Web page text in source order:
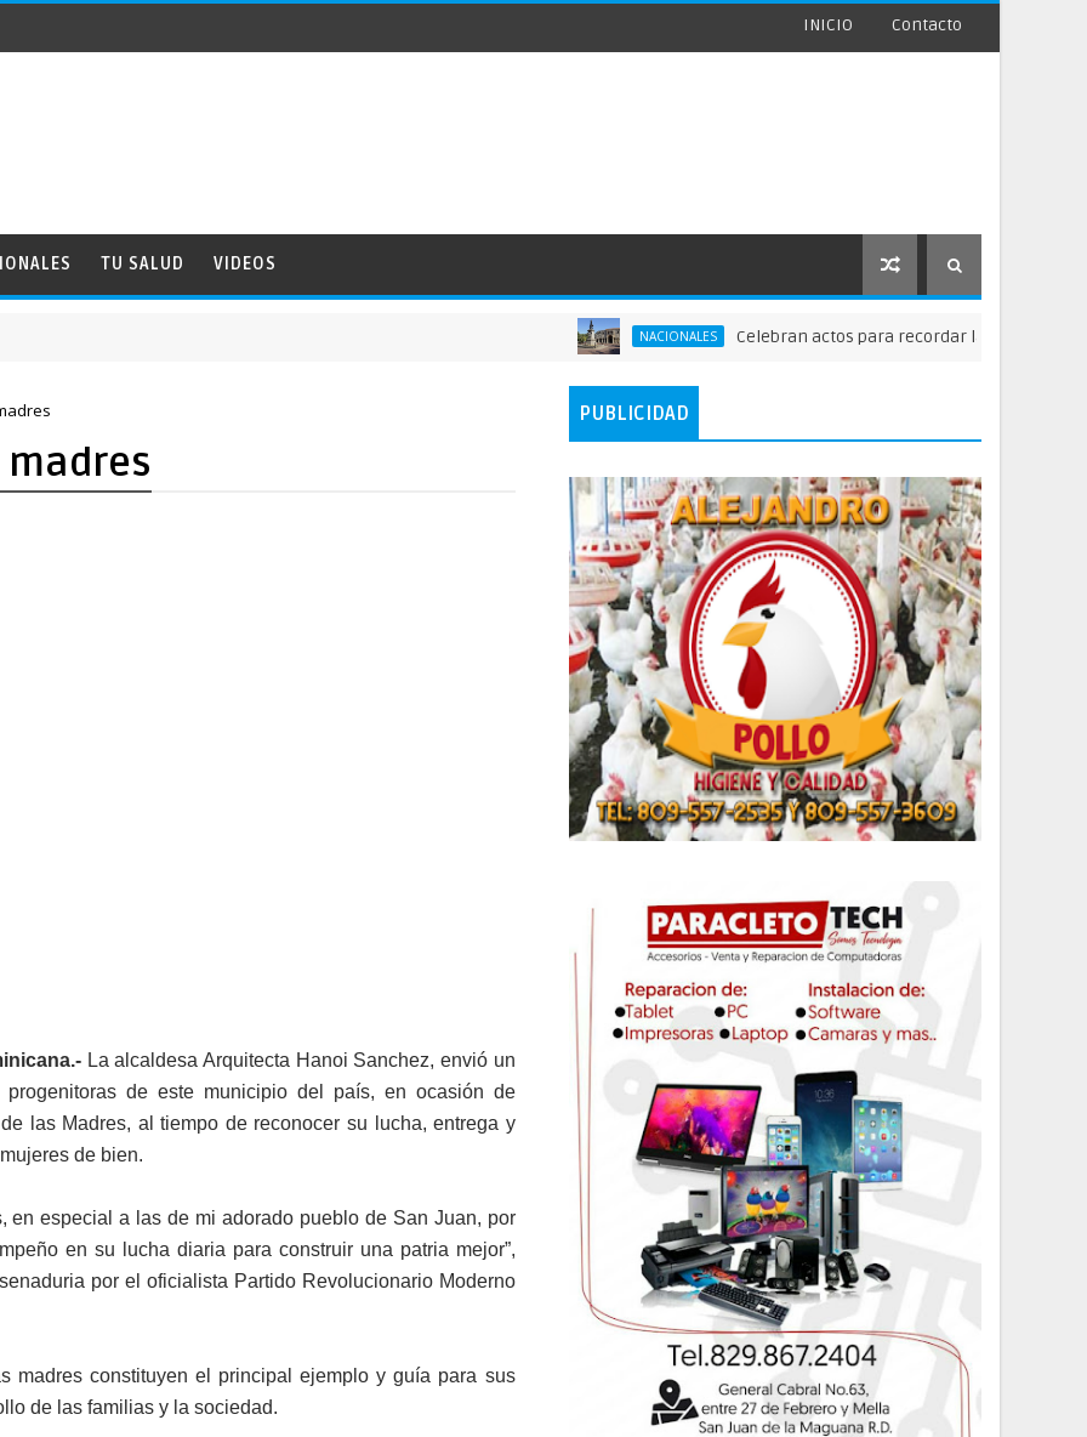
INICIO Contacto
TU SALUD VIDEOS
NACIONALES Celebran actos para recordar la fundación de Santo
La alcaldesa Arquitecta Hanoi Sanchez, envió un
de este municipio del país, en ocasión de
las Madres, al tiempo de reconocer su lucha, entrega y
de bien.
en especial a las de mi adorado pueblo de San Juan, por
en su lucha diaria para construir una patria mejor”,
por el oficialista Partido Revolucionario Moderno
madres constituyen el principal ejemplo y guía para sus
de las familias y la sociedad.
PUBLICIDAD